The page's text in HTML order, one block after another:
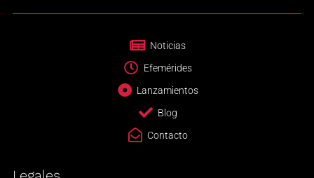
Noticias
Efemérides
Lanzamientos
Blog
Contacto